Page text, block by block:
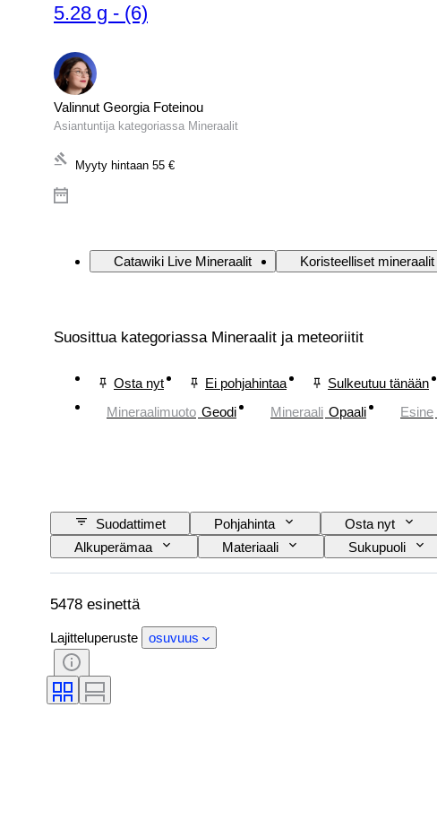
5.28 g - (6)
Valinnut Georgia Foteinou
Asiantuntija kategoriassa Mineraalit
Myyty hintaan 55 €
Catawiki Live Mineraalit Koristeelliset mineraalit
Suosittua kategoriassa Mineraalit ja meteoriitit
Osta nyt Ei pohjahintaa Sulkeutuu tänään
Mineraalimuoto Geodi Mineraali Opaali Esine
Suodattimet Pohjahinta Osta nyt
Alkuperämaa
Materiaali Sukupuoli
Leikkaus
Tarkka väri Mineraali
5478 esinettä
Lajitteluperuste osuvuus